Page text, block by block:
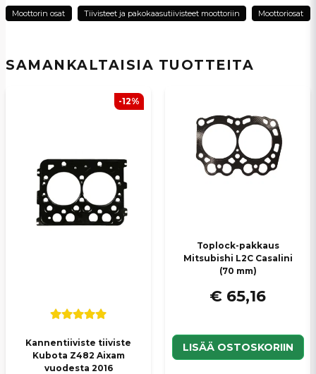
SAMANKALTAISIA ​​TUOTTEITA
Kannentiiviste tiiviste
Kubota Z482 Aixam
vuodesta 2016
-12%
Toplock-pakkaus
Mitsubishi L2C Casalini
(70 mm)
€ 65,16
LISÄÄ OSTOSKORIIN
Lähetä kysymys
Moottorin osat Tiivisteet ja pakokaasutiivisteet moottoriin Moottoriosat